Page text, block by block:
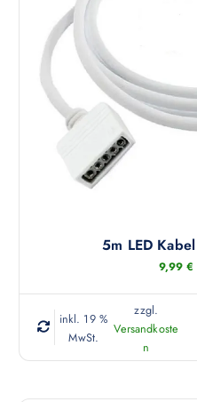
5m LED
9,99€
inkl. 19 %
MwSt.
zzgl.
Versandkoste
n